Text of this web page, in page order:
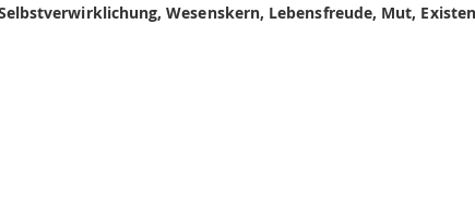
Wesenskern, Lebensfreude, Mut,